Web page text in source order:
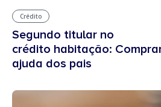
Crédito
Segundo titular no
crédito habitação:
ajuda dos pais